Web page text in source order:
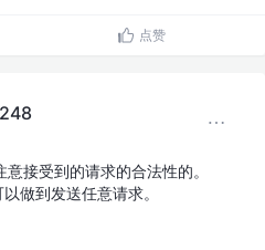
点赞
接受到的请求的合法性的。
做到发送任意请求。